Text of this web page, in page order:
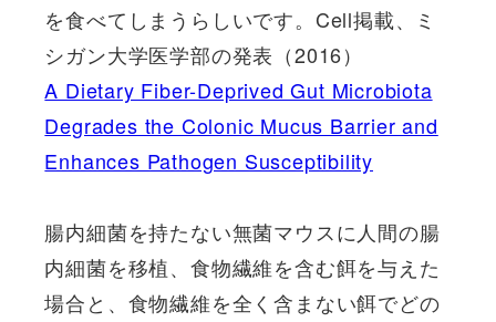
を食べてしまうらしいです。Cell掲載、ミ
シガン大学医学部の発表（2016）
A Dietary Fiber-Deprived Gut Microbiota
Degrades the Colonic Mucus Barrier and
Enhances Pathogen Susceptibility
腸内細菌を持たない無菌マウスに人間の腸
内細菌を移植、食物繊維を含む餌を与えた
場合と、食物繊維を全く含まない餌でどの